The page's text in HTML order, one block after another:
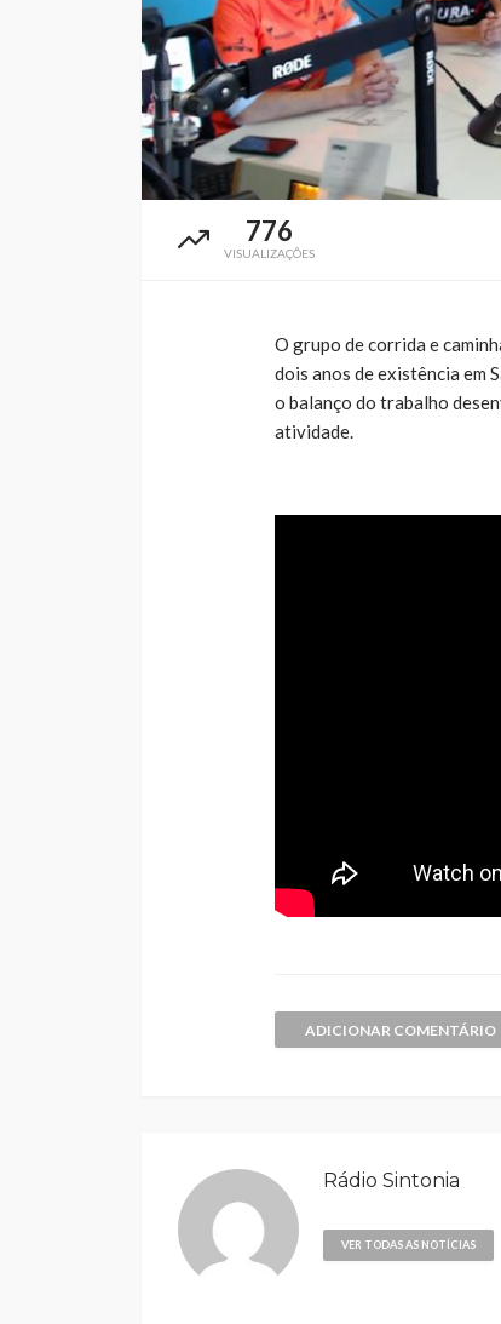
776
VISUALIZAÇÕES
O grupo de corrida e
dois anos de existência em
o balanço do trabalho
atividade.
ADICIONAR COMENTÁRIO
Rádio Sintonia
VER TODAS AS NOTÍCIAS